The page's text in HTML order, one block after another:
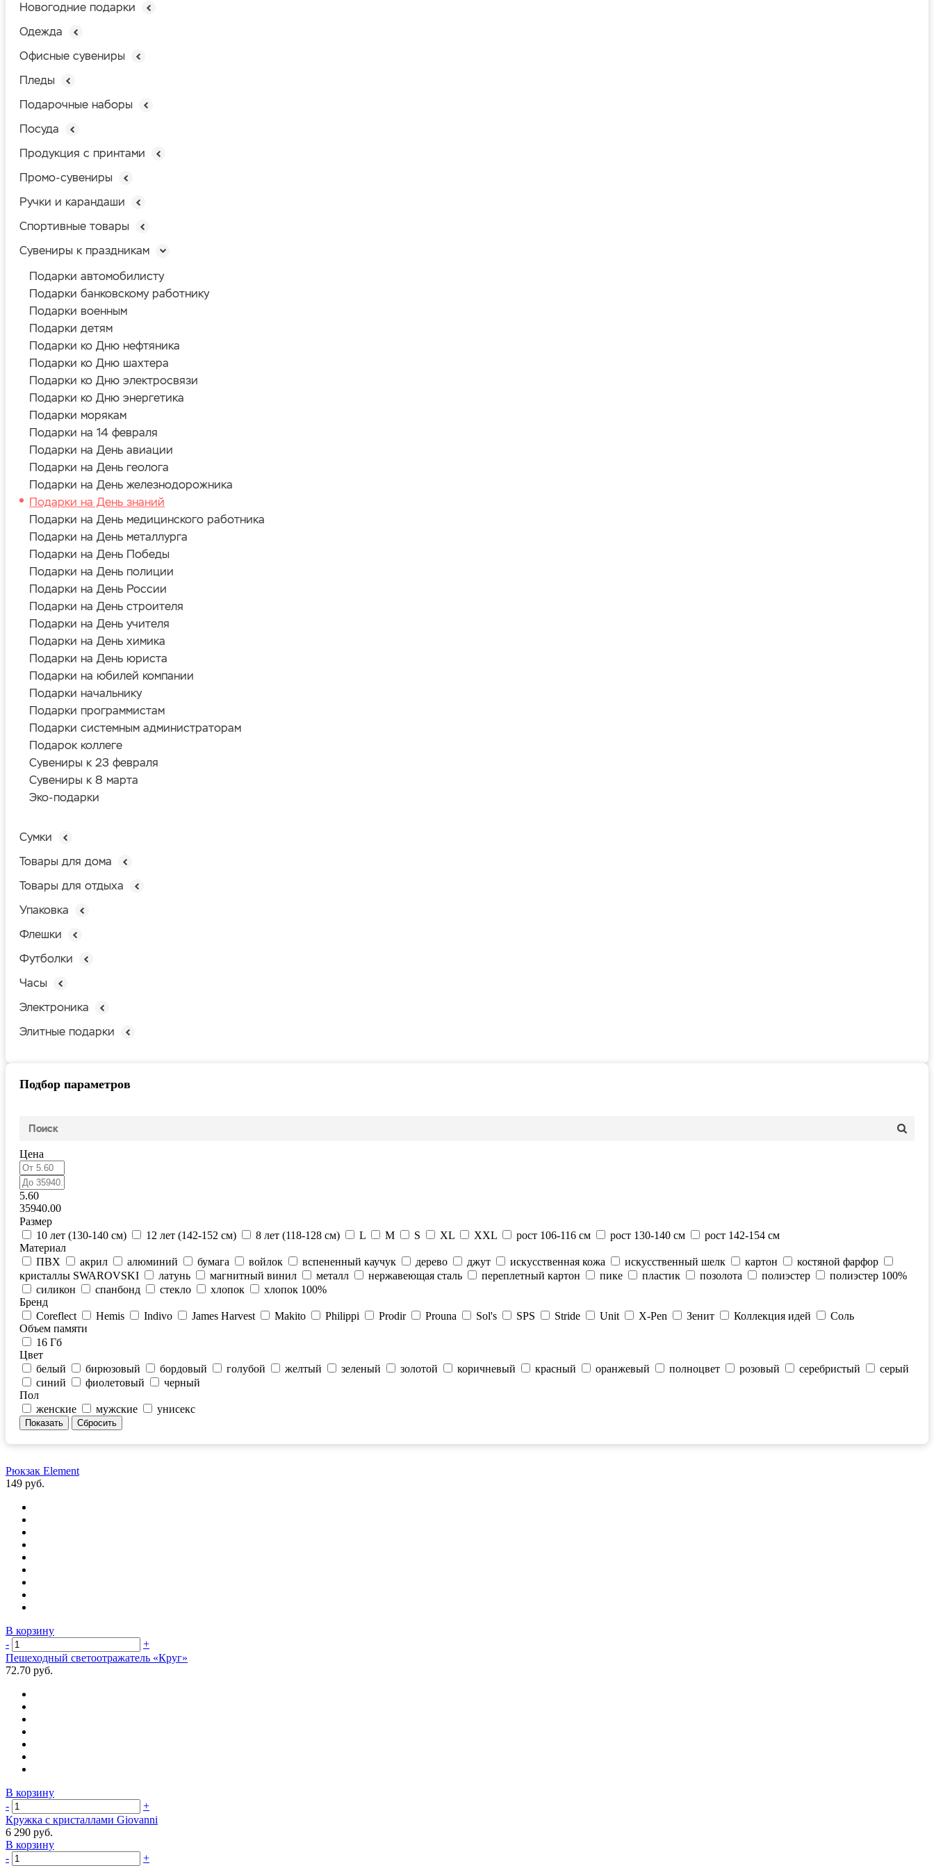
Новогодние подарки
Одежда
Офисные сувениры
Пледы
Подарочные наборы
Посуда
Продукция с принтами
Промо-сувениры
Ручки и карандаши
Спортивные товары
Сувениры к праздникам
Подарки автомобилисту
Подарки банковскому работнику
Подарки военным
Подарки детям
Подарки ко Дню нефтяника
Подарки ко Дню шахтера
Подарки ко Дню электросвязи
Подарки ко Дню энергетика
Подарки морякам
Подарки на 14 февраля
Подарки на День авиации
Подарки на День геолога
Подарки на День железнодорожника
Подарки на День знаний
Подарки на День медицинского работника
Подарки на День металлурга
Подарки на День Победы
Подарки на День полиции
Подарки на День России
Подарки на День строителя
Подарки на День учителя
Подарки на День химика
Подарки на День юриста
Подарки на юбилей компании
Подарки начальнику
Подарки программистам
Подарки системным администраторам
Подарок коллеге
Сувениры к 23 февраля
Сувениры к 8 марта
Эко-подарки
Сумки
Товары для дома
Товары для отдыха
Упаковка
Флешки
Футболки
Часы
Электроника
Элитные подарки
Подбор параметров
Цена
5.60
35940.00
Размер
10 лет (130-140 см)
12 лет (142-152 см) 8 лет (118-128 см) L M S XL XXL рост 106-116 см рост 130-140 см
рост 142-154 см
Материал
ПВХ
акрил алюминий бумага войлок вспененный каучук дерево джут искусственная кожа искусственный шелк картон
костяной фарфор
кристаллы SWAROVSKI
латунь магнитный винил металл нержавеющая сталь переплетный картон пике пластик позолота полиэстер
полиэстер 100%
силикон
спанбонд стекло хлопок
хлопок 100%
Бренд
Coreflect
Hemis Indivo James Harvest Makito Philippi Prodir Prouna Sol's SPS Stride Unit X-Pen Зенит Коллекция идей
Соль
Объем памяти
16 Гб
Цвет
белый
бирюзовый бордовый голубой желтый зеленый золотой коричневый красный оранжевый полноцвет розовый серебристый
серый
синий
фиолетовый
черный
Пол
женские
мужские унисекс
Рюкзак Element
149 руб.
В корзину
-
+
Пешеходный светоотражатель «Круг»
72.70 руб.
В корзину
-
+
Кружка с кристаллами Giovanni
6 290 руб.
В корзину
-
+